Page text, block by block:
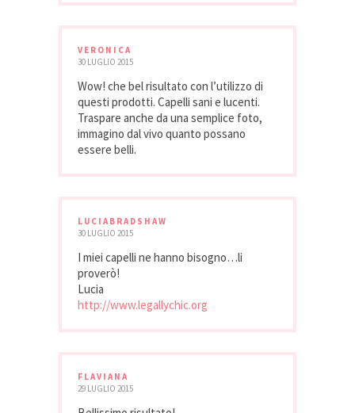
VERONICA
30 LUGLIO 2015
Wow! che bel risultato con l’utilizzo di
questi prodotti. Capelli sani e lucenti.
Traspare anche da una semplice foto,
immagino dal vivo quanto possano
essere belli.
LUCIABRADSHAW
30 LUGLIO 2015
I miei capelli ne hanno bisogno…li
proverò!
Lucia
http://www.legallychic.org
FLAVIANA
29 LUGLIO 2015